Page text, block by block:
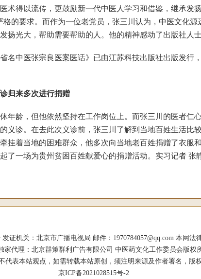
术得以流传，更鼓励新一代中医人学习和借鉴，继承发
格的要求。而作为一位老党员，张三川认为，中医文化
扬光大，帮助需要帮助的人。他的精神感动了出版社人
中医张宗良医案医话》已由江苏科技出版社出版发行
归来多次进行捐赠
龄，但他依然坚持在工作岗位上。而张三川的医者仁
义诊。在去此次义诊前，张三川了解到当地百姓生活比
挂着当地的困难群众，他多次向当地老百姓捐赠了衣服
了一场为贵州贫困百姓献爱心的捐赠活动。实习记者 张
证机关：北京市广播电视局 邮件：1970784057@qq.com 本网法
家代理：北京群策群利广告有限公司 中医药文化工作委员会版权
代表本站观点，如需转载本站原创，须注明来源及作者署名，版
京ICP备2021028515号-2